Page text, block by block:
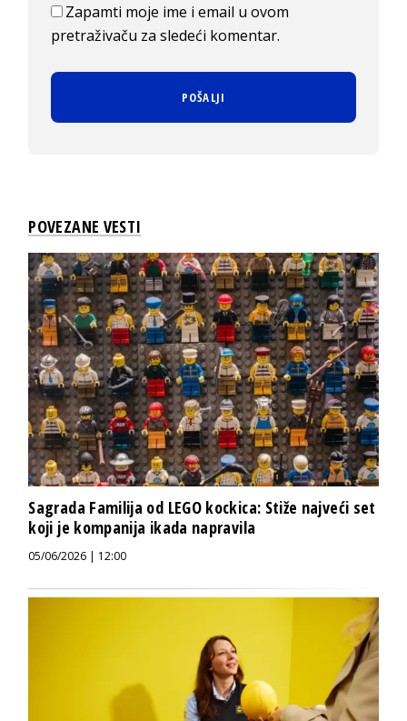
Zapamti moje ime i email u ovom
pretraživaču za sledeći komentar.
POVEZANE VESTI
Sagrada Familija od LEGO kockica: Stiže najveći set
koji je kompanija ikada napravila
05/06/2026 | 12:00